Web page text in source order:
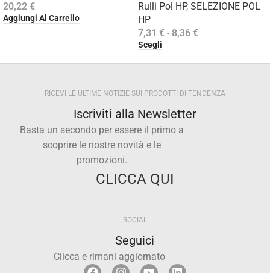
20,22 €
Aggiungi Al Carrello
Rulli Pol HP, SELEZIONE POL
HP
7,31 € - 8,36 €
Scegli
RICEVI LE ULTIME NOTIZIE SUI PRODOTTI DI TENDENZA
Iscriviti alla Newsletter
Basta un secondo per essere il primo a
scoprire le nostre novità e le
promozioni.
CLICCA QUI
SOCIAL
Seguici
Clicca e rimani aggiornato